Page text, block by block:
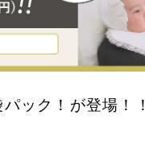
ック！が登場！！